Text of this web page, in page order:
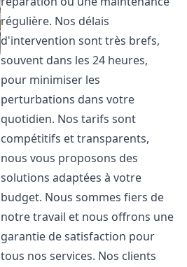
régulière. Nos délais
d'intervention sont très brefs,
souvent dans les 24 heures,
pour minimiser les
perturbations dans votre
quotidien. Nos tarifs sont
compétitifs et transparents,
nous vous proposons des
solutions adaptées à votre
budget. Nous sommes fiers de
notre travail et nous offrons une
garantie de satisfaction pour
tous nos services. Nos clients